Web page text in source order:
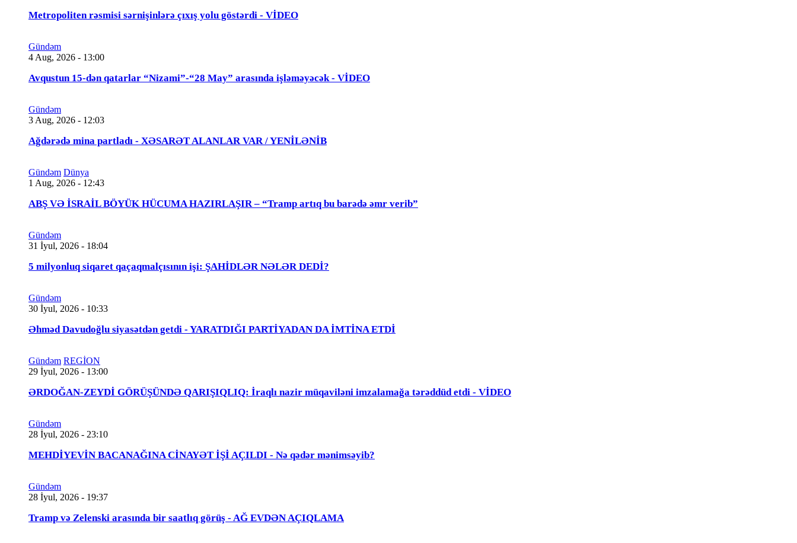
Metropoliten rəsmisi sərnişinlərə çıxış yolu göstərdi - VİDEO
Gündəm
4 Aug, 2026 - 13:00
Avqustun 15-dən qatarlar “Nizami”-“28 May” arasında işləməyəcək - VİDEO
Gündəm
3 Aug, 2026 - 12:03
Ağdərədə mina partladı - XƏSARƏT ALANLAR VAR / YENİLƏNİB
Gündəm Dünya
1 Aug, 2026 - 12:43
ABŞ VƏ İSRAİL BÖYÜK HÜCUMA HAZIRLAŞIR – “Tramp artıq bu barədə əmr verib”
Gündəm
31 İyul, 2026 - 18:04
5 milyonluq siqaret qaçaqmalçısının işi: ŞAHİDLƏR NƏLƏR DEDİ?
Gündəm
30 İyul, 2026 - 10:33
Əhməd Davudoğlu siyasətdən getdi - YARATDIĞI PARTİYADAN DA İMTİNA ETDİ
Gündəm REGİON
29 İyul, 2026 - 13:00
ƏRDOĞAN-ZEYDİ GÖRÜŞÜNDƏ QARIŞIQLIQ: İraqlı nazir müqaviləni imzalamağa tərəddüd etdi - VİDEO
Gündəm
28 İyul, 2026 - 23:10
MEHDİYEVİN BACANAĞINA CİNAYƏT İŞİ AÇILDI - Nə qədər mənimsəyib?
Gündəm
28 İyul, 2026 - 19:37
Tramp və Zelenski arasında bir saatlıq görüş - AĞ EVDƏN AÇIQLAMA